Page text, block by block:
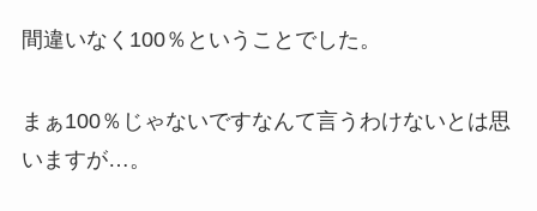
間違いなく100％ということでした。
まぁ100％じゃないですなんて言うわけないとは思
いますが…。